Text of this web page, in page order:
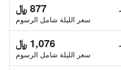
877 ﷼
سعر الليلة شامل الرسوم
1,076 ﷼
سعر الليلة شامل الرسوم